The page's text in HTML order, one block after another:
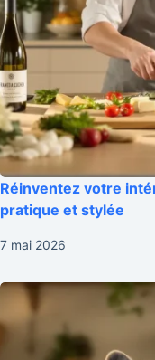
Réinventez votre
pratique et stylée
7 mai 2026